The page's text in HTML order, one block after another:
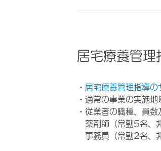
居宅療養管理
・ 居宅療養管理指導
・通常の事業の実施
・従業者の職種、員
薬剤師（常勤5名、
事務員（常勤2名、